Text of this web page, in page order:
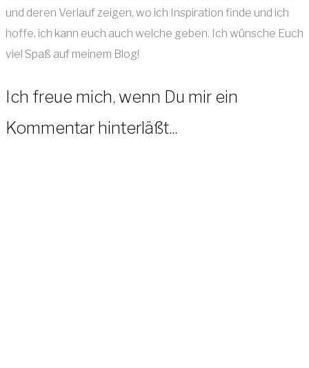
und deren Verlauf zeigen, wo ich Inspiration finde und ich
hoffe, ich kann euch auch welche geben. Ich wünsche Euch
viel Spaß auf meinem Blog!
Ich freue mich, wenn Du mir ein
Kommentar hinterläßt...